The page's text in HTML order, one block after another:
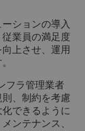
ションの導入
業員の満足度
上させ、運用
フラ管理業者
、制約を考慮
できるように
ンテナンス、